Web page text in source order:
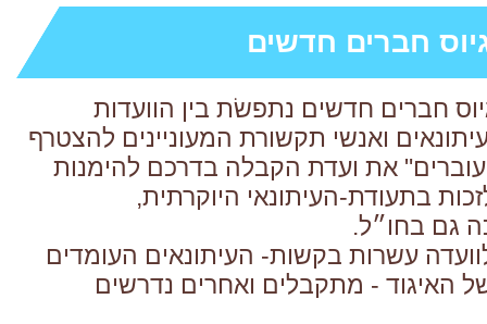
חברים חדשים
חברים חדשים נתפשׂת בין הוועדות
ואנשי תקשורת המעוניינים להצטרף
את ועדת הקבלה בדרכם להימנות
בתעודת-העיתונאי היוקרתית,
גם בחו״ל.
עשרות בקשות- העיתונאים העומדים
האיגוד - מתקבלים ואחרים נדרשים